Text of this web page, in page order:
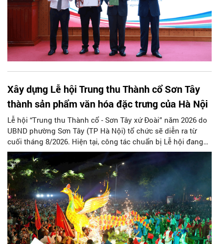
Xây dựng Lễ hội Trung thu Thành cổ Sơn Tây
thành sản phẩm văn hóa đặc trưng của Hà Nội
Lễ hội “Trung thu Thành cổ - Sơn Tây xứ Đoài” năm 2026 do
UBND phường Sơn Tây (TP Hà Nội) tổ chức sẽ diễn ra từ
cuối tháng 8/2026. Hiện tại, công tác chuẩn bị Lễ hội đang
được chính quyền phường Sơn Tây cùng các phòng, ban,
ngành, đơn vị và 25 tổ dân phố khẩn trương triển khai, tạo
khí thế sôi nổi, sẵn sàng mang đến cho Nhân dân và du
khách một mùa Trung thu quy mô, đặc sắc và giàu bản sắc
văn hóa xứ Đoài.